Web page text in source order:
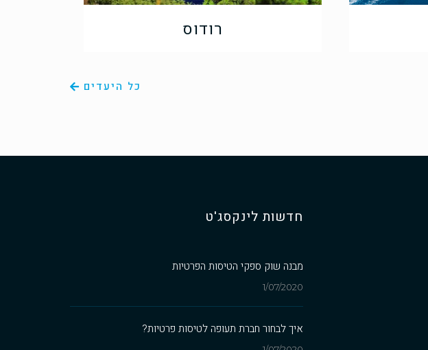
רודוס
כל היעדים
חדשות לינקסג'ט
מבנה שוק ספקי הטיסות הפרטיות
1/07/2020
איך לבחור חברת תעופה לטיסות פרטיות?